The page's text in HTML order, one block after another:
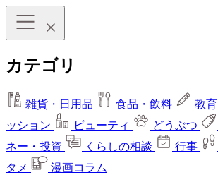
カテゴリ
雑貨・日用品 食品・飲料 教育
ッション
ビューティ どうぶつ
ネー・投資
くらしの相談 行事
タメ
漫画コラム